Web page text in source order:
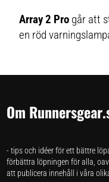
Array 2 Pro går att
en röd
Om
- tips och idéer för ett bättre
förbättra löpningen för alla,
att publicera innehåll i våra